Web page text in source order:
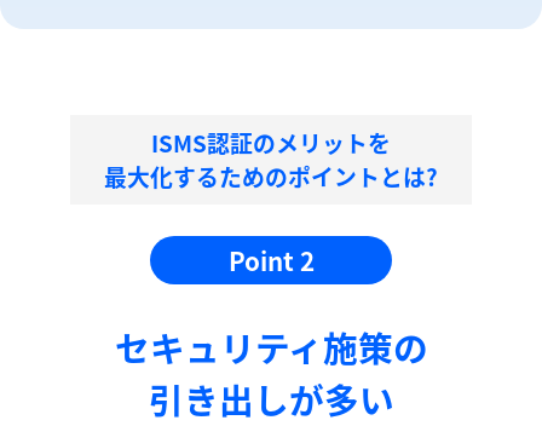
ISMS認証のメリットを
最大化するためのポイントとは?
Point 2
セキュリティ施策の
引き出しが多い